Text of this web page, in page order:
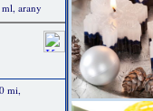
arany
mi,